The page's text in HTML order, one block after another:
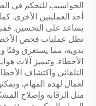
الحواسيب للتحكم في
أحد العمليتين الأخرى.
يساعد على التحسين. ففي
تظل عمليات فحص
يدوية، مما يستغرق وقتًا
التلقائي واكتشاف
لعمال لهذه المهام،
مثل الرقابة وإصلاح